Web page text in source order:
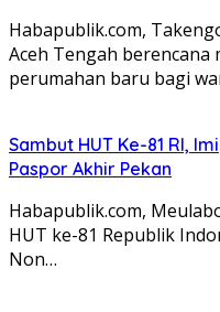
Habapublik.com,
Aceh Tengah
perumahan baru bagi
Sambut HUT Ke-81 RI,
Paspor Akhir Pekan
Habapublik.com,
HUT ke-81 Republik
Non…